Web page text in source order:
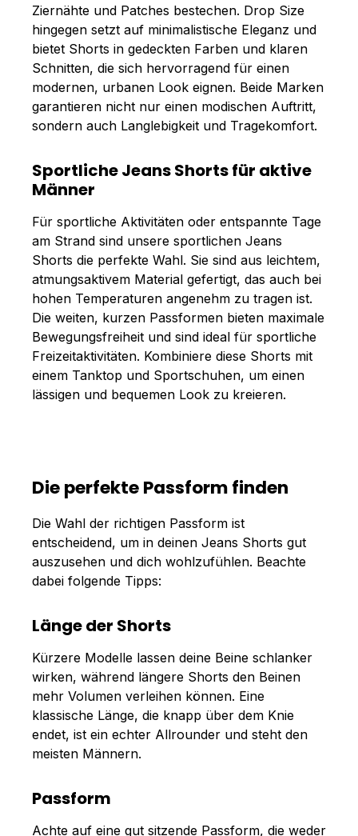
Ziernähte und Patches bestechen. Drop Size
hingegen setzt auf minimalistische Eleganz und
bietet Shorts in gedeckten Farben und klaren
Schnitten, die sich hervorragend für einen
modernen, urbanen Look eignen. Beide Marken
garantieren nicht nur einen modischen Auftritt,
sondern auch Langlebigkeit und Tragekomfort.
Sportliche Jeans Shorts für aktive
Männer
Für sportliche Aktivitäten oder entspannte Tage
am Strand sind unsere sportlichen Jeans
Shorts die perfekte Wahl. Sie sind aus leichtem,
atmungsaktivem Material gefertigt, das auch bei
hohen Temperaturen angenehm zu tragen ist.
Die weiten, kurzen Passformen bieten maximale
Bewegungsfreiheit und sind ideal für sportliche
Freizeitaktivitäten. Kombiniere diese Shorts mit
einem Tanktop und Sportschuhen, um einen
lässigen und bequemen Look zu kreieren.
Die perfekte Passform finden
Die Wahl der richtigen Passform ist
entscheidend, um in deinen Jeans Shorts gut
auszusehen und dich wohlzufühlen. Beachte
dabei folgende Tipps:
Länge der Shorts
Kürzere Modelle lassen deine Beine schlanker
wirken, während längere Shorts den Beinen
mehr Volumen verleihen können. Eine
klassische Länge, die knapp über dem Knie
endet, ist ein echter Allrounder und steht den
meisten Männern.
Passform
Achte auf eine gut sitzende Passform, die weder